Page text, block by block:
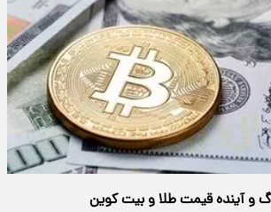
و آینده قیمت طلا و بیت کوین